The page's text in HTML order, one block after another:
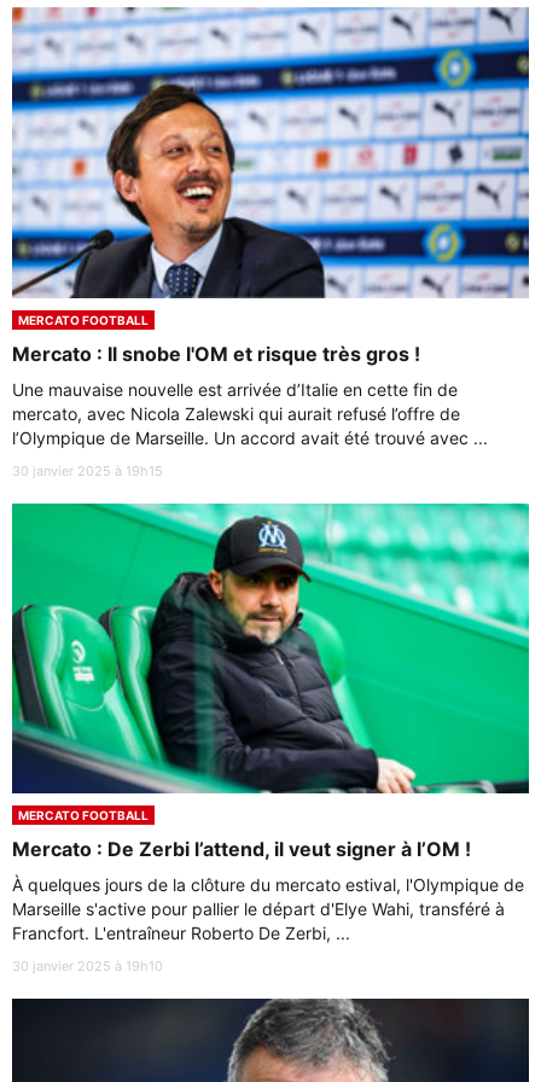
MERCATO FOOTBALL
Mercato : Il snobe l'OM et risque très gros !
Une mauvaise nouvelle est arrivée d’Italie en cette fin de
mercato, avec Nicola Zalewski qui aurait refusé l’offre de
l’Olympique de Marseille. Un accord avait été trouvé avec ...
30 janvier 2025 à 19h15
MERCATO FOOTBALL
Mercato : De Zerbi l’attend, il veut signer à l’OM !
À quelques jours de la clôture du mercato estival, l'Olympique de
Marseille s'active pour pallier le départ d'Elye Wahi, transféré à
Francfort. L'entraîneur Roberto De Zerbi, ...
30 janvier 2025 à 19h10